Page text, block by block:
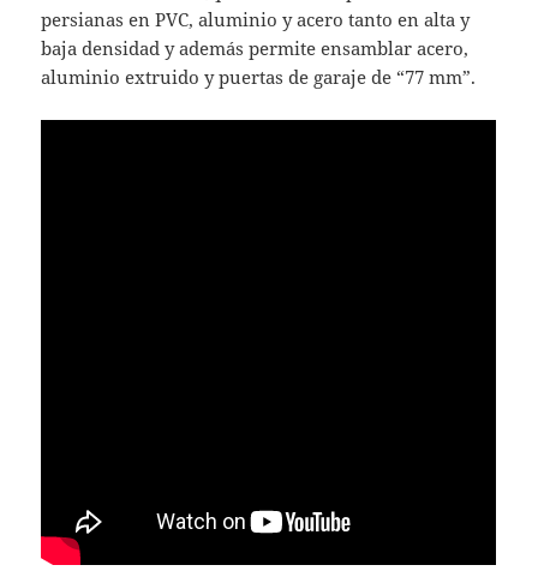
persianas en PVC, aluminio y acero tanto en alta y
baja densidad y además permite ensamblar acero,
aluminio extruido y puertas de garaje de “77 mm”.